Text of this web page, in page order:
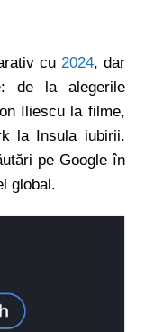
cu 2024, dar
de la alegerile
Iliescu la filme,
la Insula iubirii.
pe Google în
global.